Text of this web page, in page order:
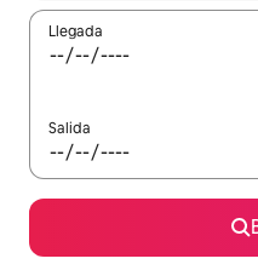
Llegada
Salida